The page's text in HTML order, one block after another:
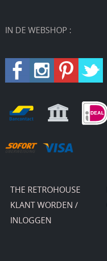
IN DE WEBSHOP :
THE RETROHOUSE
KLANT WORDEN /
INLOGGEN